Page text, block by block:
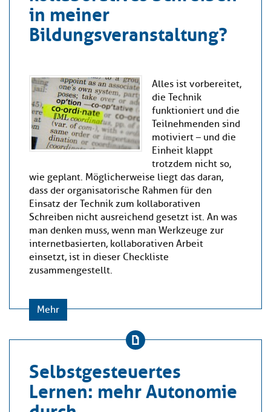
in meiner
Bildungsveranstaltung?
Alles ist vorbereitet,
die Technik
funktioniert und die
Teilnehmenden sind
motiviert – und die
Einheit klappt
trotzdem nicht so,
wie geplant. Möglicherweise liegt das daran,
dass der organisatorische Rahmen für den
Einsatz der Technik zum kollaborativen
Schreiben nicht ausreichend gesetzt ist. An was
man denken muss, wenn man Werkzeuge zur
internetbasierten, kollaborativen Arbeit
einsetzt, ist in dieser Checkliste
zusammengestellt.
Mehr
Selbstgesteuertes
Lernen: mehr Autonomie